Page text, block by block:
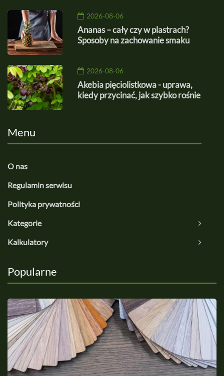
2026-08-06
Ananas – cały czy w plastrach?
Sposoby na zachowanie smaku
2026-08-06
Akebia pięciolistkowa - uprawa,
kiedy przycinać, jak szybko rośnie
Menu
O nas
Regulamin serwisu
Polityka prywatności
Kategorie
Kalkulatory
Popularne